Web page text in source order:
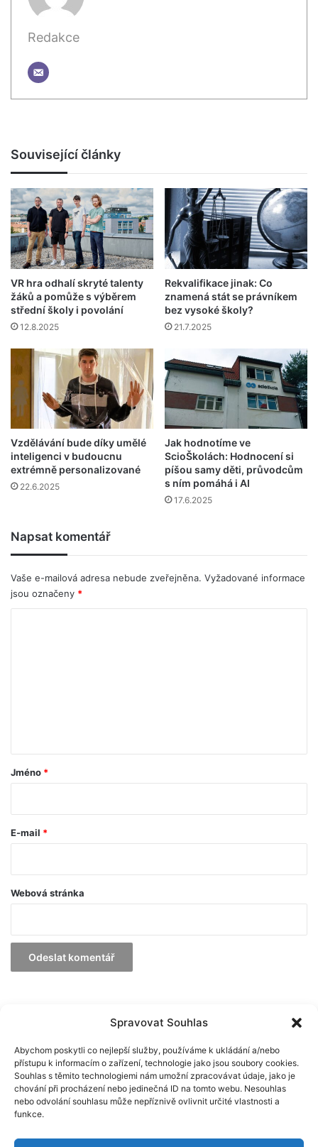
Spravovat Souhlas
Abychom poskytli co nejlepší služby, používáme k ukládání a/nebo
přístupu k informacím o zařízení, technologie jako jsou soubory cookies.
Souhlas s těmito technologiemi nám umožní zpracovávat údaje, jako je
chování při procházení nebo jedinečná ID na tomto webu. Nesouhlas
nebo odvolání souhlasu může nepříznivě ovlivnit určité vlastnosti a
funkce.
Redakce
Související články
VR hra odhalí skryté talenty
žáků a pomůže s výběrem
střední školy i povolání
12.8.2025
Rekvalifikace jinak: Co
znamená stát se právníkem
bez vysoké školy?
21.7.2025
Vzdělávání bude díky umělé
inteligenci v budoucnu
extrémně personalizované
22.6.2025
Jak hodnotíme ve
ScioŠkolách: Hodnocení si
píšou samy děti, průvodcům
s ním pomáhá i AI
17.6.2025
Napsat komentář
Vaše e-mailová adresa nebude zveřejněna. Vyžadované informace
jsou označeny *
ř
Jméno *
E-mail *
Webová stránka
Archiv
článků